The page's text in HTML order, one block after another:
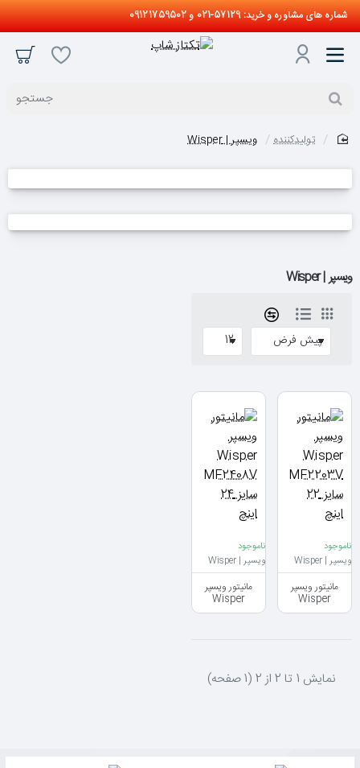
شماره های مشاوره و خرید: 57129-021 و 09121759502
جستجو
تولیدکننده ویسپر | Wisper
ویسپر | Wisper
ناموجود
ویسپر | Wisper
مانیتور ویسپر
Wisper
MF2203V سایز
ناموجود
ویسپر | Wisper
مانیتور ویسپر
Wisper
MF2408V سایز 24
نمايش 1 تا 2 از 2 (1 صفحه)